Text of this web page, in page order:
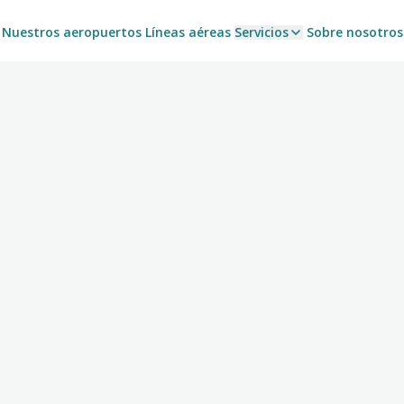
Nuestros aeropuertos Líneas aéreas Servicios Sobre nosotros